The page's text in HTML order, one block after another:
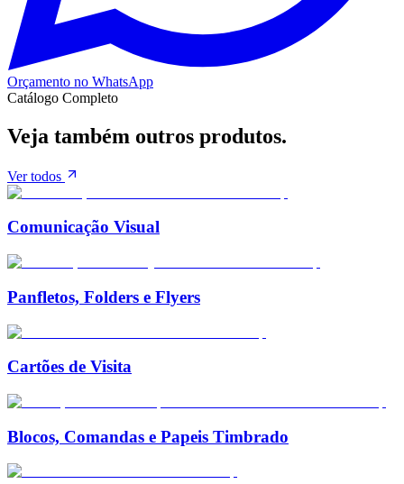
Orçamento no WhatsApp
Catálogo Completo
Veja também outros produtos.
Ver todos
Comunicação Visual
Panfletos, Folders e Flyers
Cartões de Visita
Blocos, Comandas e Papeis Timbrado